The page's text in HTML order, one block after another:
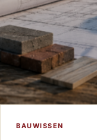
BAUWISSEN